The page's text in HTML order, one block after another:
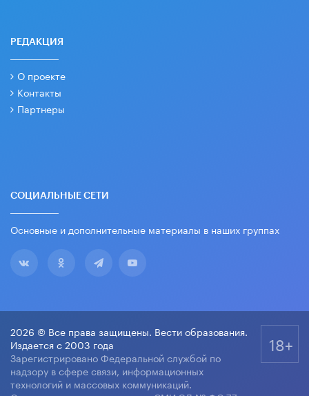
РЕДАКЦИЯ
О проекте
Контакты
Партнеры
СОЦИАЛЬНЫЕ СЕТИ
Основные и дополнительные материалы в наших группах
2026 © Все права защищены. Вести образования.
Издается с 2003 года
Зарегистрировано Федеральной службой по
надзору в сфере связи, информационных
технологий и массовых коммуникаций.
18+